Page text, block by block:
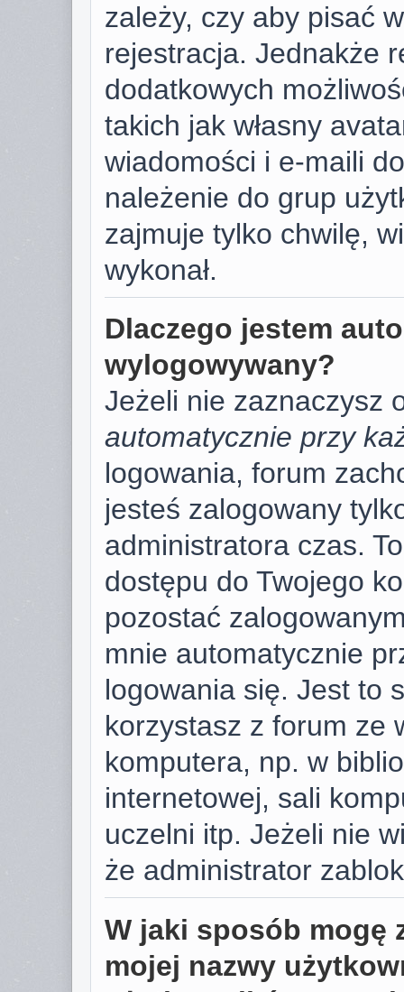
zależy, czy aby pisać
rejestracja. Jednakże
dodatkowych
takich jak własny
wiadomości i e-maili
należenie do grup
zajmuje tylko chwilę,
wykonał.
Dlaczego jestem
wylogowywany?
Jeżeli nie zaznaczysz
automatycznie przy
logowania, forum
jesteś zalogowany
administratora czas.
dostępu do Twojego
pozostać
mnie automatycznie
logowania się. Jest to
korzystasz z forum ze
komputera, np. w
internetowej, sali
uczelni itp. Jeżeli nie
że administrator
W jaki sposób mogę
mojej nazwy